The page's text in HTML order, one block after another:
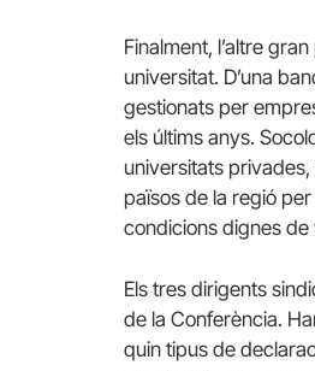
Finalment, l’altre
universitat. D’una
gestionats per
els últims anys.
universitats
països de la regió
condicions dignes de
Els tres dirigents
de la Conferència.
quin tipus de